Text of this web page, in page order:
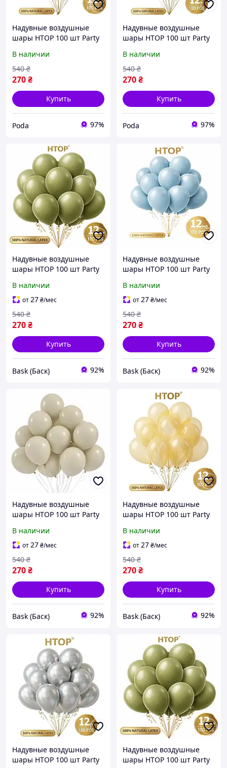
Надувные воздушные
шары HTOP 100 шт Party
оформления Дня
Рождения Праздничная
атрибутика Бежевый pod
В наличии
270₴
540 ₴
Купить
Poda 97%
Надувные воздушные
шары HTOP 100 шт Party
оформления Дня
Рождения Праздничная
атрибутика Серый
металлик
В наличии
270₴
540 ₴
Купить
Poda 97%
Надувные воздушные
шары HTOP 100 шт Party
оформления Дня
Рождения Праздничная
атрибутика Оливковый
bas
В наличии
от27₴/мес
270₴
540 ₴
Купить
Bask (Баск) 92%
Надувные воздушные
шары HTOP 100 шт Party
оформления Дня
Рождения Праздничная
атрибутика Голубой bas
В наличии
от27₴/мес
270₴
540 ₴
Купить
Bask (Баск) 92%
Надувные воздушные
шары HTOP 100 шт Party
оформления Дня
Рождения Праздничная
атрибутика Слоновая
кость
В наличии
от27₴/мес
270₴
540 ₴
Купить
Bask (Баск) 92%
Надувные воздушные
шары HTOP 100 шт Party
оформления Дня
Рождения Праздничная
атрибутика Бежевый bas
В наличии
от27₴/мес
270₴
540 ₴
Купить
Bask (Баск) 92%
Надувные воздушные
шары HTOP 100 шт Party
Надувные воздушные
шары HTOP 100 шт Party